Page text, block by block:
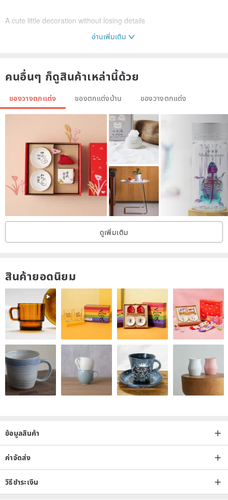
A cute little decoration without losing details
Size | 7.5X8.5X3cm
Material |
Tao / 1240 high temperature sintering
Matters needing attention |
・ Ceramics made by hand, the size is slightly different ± 10% is the
normal shrinkage ratio range
・ The hand-crafted ceramics will leave some traces of hand marks
or slight unevenness in the glaze.
・ Depending on the shooting method or computer screen, the
style before buying
・ The price is one entry, without shooting props
・ Ceramic utensils are preferably cleaned with a sponge
・ The shipment of ceramic products is mainly based on safety
shock-absorbing packaging materials, without excessively exquisite
boxing
・ If you need to give a gift, you can send a message to tell us in
advance!
working days
Origin / manufacturing methods
Taiwan / Handmade
อ่านเพิ่มเติม
คนอื่นๆ ก็ดูสินค้าเหล่านี้ด้วย
ของวางตกแต่ง ของตกแต่งบ้าน ของวางตกแต่ง
ดูเพิ่มเติม
สินค้ายอดนิยม
ข้อมูลสินค้า
ค่าจัดส่ง
วิธีชำระเงิน